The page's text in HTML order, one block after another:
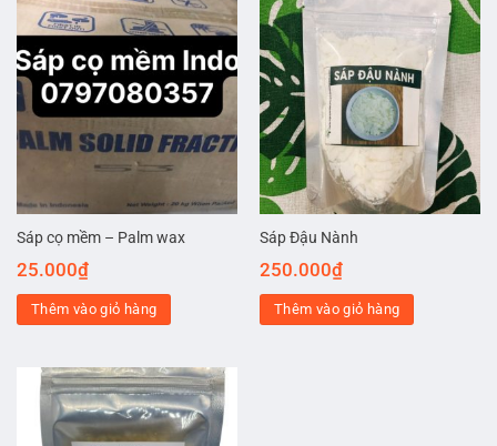
Sáp cọ mềm – Palm wax
25.000₫
Thêm vào giỏ hàng
Sáp Đậu Nành
250.000₫
Thêm vào giỏ hàng